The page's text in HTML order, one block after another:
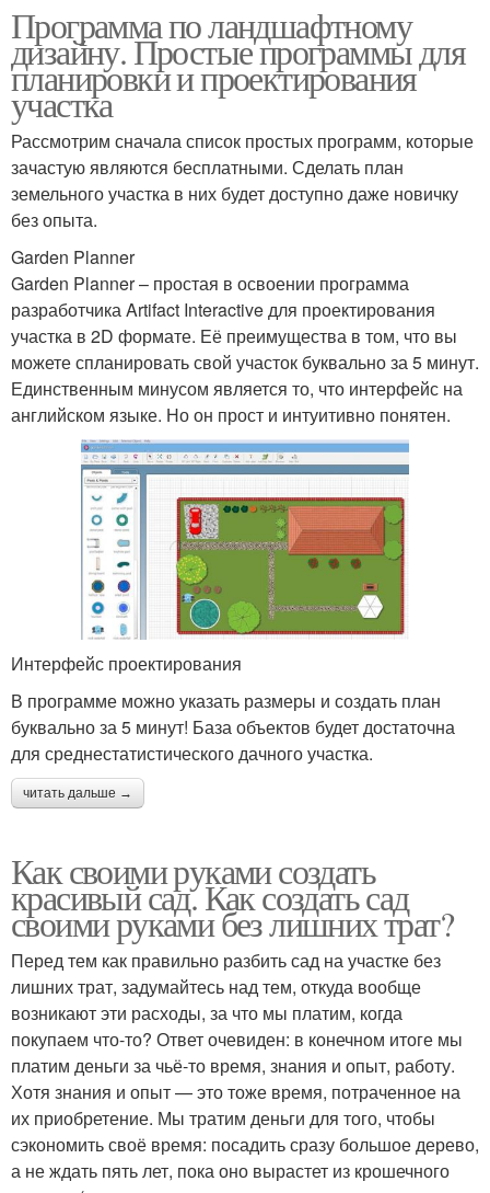
Программа по ландшафтному
дизайну. Простые программы для
планировки и проектирования
участка
Рассмотрим сначала список простых программ, которые
зачастую являются бесплатными. Сделать план
земельного участка в них будет доступно даже новичку
без опыта.
Garden Planner
Garden Planner – простая в освоении программа
разработчика Artifact Interactive для проектирования
участка в 2D формате. Её преимущества в том, что вы
можете спланировать свой участок буквально за 5 минут.
Единственным минусом является то, что интерфейс на
английском языке. Но он прост и интуитивно понятен.
Интерфейс проектирования
В программе можно указать размеры и создать план
буквально за 5 минут! База объектов будет достаточна
для среднестатистического дачного участка.
читать дальше →
Как своими руками создать
красивый сад. Как создать сад
своими руками без лишних трат?
Перед тем как правильно разбить сад на участке без
лишних трат, задумайтесь над тем, откуда вообще
возникают эти расходы, за что мы платим, когда
покупаем что-то? Ответ очевиден: в конечном итоге мы
платим деньги за чьё-то время, знания и опыт, работу.
Хотя знания и опыт — это тоже время, потраченное на
их приобретение. Мы тратим деньги для того, чтобы
сэкономить своё время: посадить сразу большое дерево,
а не ждать пять лет, пока оно вырастет из крошечного